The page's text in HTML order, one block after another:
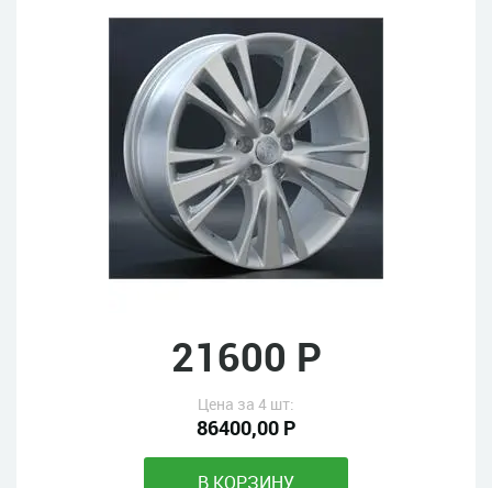
21600 Р
Цена за 4 шт:
86400,00 Р